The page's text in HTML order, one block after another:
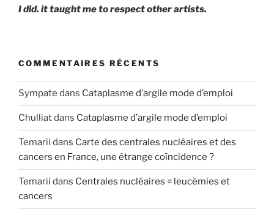
I did. it taught me to respect other artists.
COMMENTAIRES RÉCENTS
Sympate dans Cataplasme d’argile mode d’emploi
Chulliatdans Cataplasme d’argile mode d’emploi
Temarii dans Carte des centrales nucléaires et des
cancers en France, une étrange coïncidence ?
Temarii dans Centrales nucléaires = leucémies et
cancers